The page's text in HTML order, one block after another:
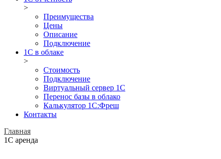
>
Преимущества
Цены
Описание
Подключение
1С в облаке
>
Стоимость
Подключение
Виртуальный сервер 1С
Перенос базы в облако
Калькулятор 1С:Фреш
Контакты
Главная
1С аренда